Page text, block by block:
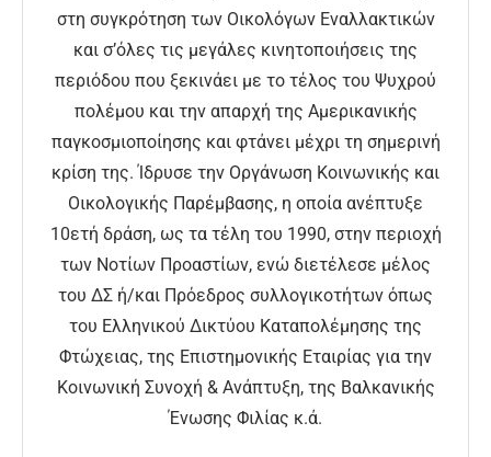
στη συγκρότηση των Οικολόγων Εναλλακτικών
και σ’όλες τις μεγάλες κινητοποιήσεις της
περιόδου που ξεκινάει με το τέλος του Ψυχρού
πολέμου και την απαρχή της Αμερικανικής
παγκοσμιοποίησης και φτάνει μέχρι τη σημερινή
κρίση της. Ίδρυσε την Οργάνωση Κοινωνικής και
Οικολογικής Παρέμβασης, η οποία ανέπτυξε
10ετή δράση, ως τα τέλη του 1990, στην περιοχή
των Νοτίων Προαστίων, ενώ διετέλεσε μέλος
του ΔΣ ή/και Πρόεδρος συλλογικοτήτων όπως
του Ελληνικού Δικτύου Καταπολέμησης της
Φτώχειας, της Επιστημονικής Εταιρίας για την
Κοινωνική Συνοχή & Ανάπτυξη, της Βαλκανικής
Ένωσης Φιλίας κ.ά.